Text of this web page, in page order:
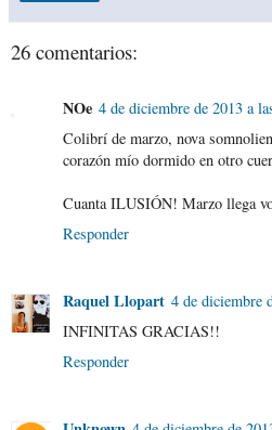
26 comentarios:
NOe 4 de diciembre de 2013 a
Colibrí de marzo, nova
corazón mío dormido en otro
Cuanta ILUSIÓN! Marzo llega
Responder
Raquel Llopart 4 de diciembre
INFINITAS GRACIAS!!
Responder